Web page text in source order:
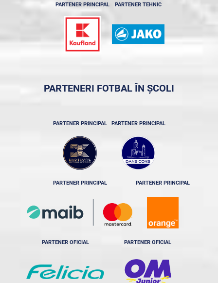
PARTENER PRINCIPAL PARTENER TEHNIC
PARTENERI FOTBAL ÎN ȘCOLI
PARTENER PRINCIPAL PARTENER PRINCIPAL
PARTENER PRINCIPAL PARTENER PRINCIPAL
PARTENER OFICIAL PARTENER OFICIAL